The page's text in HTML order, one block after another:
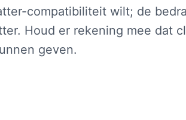
compatibiliteit wilt; de
Houd er rekening mee dat
geven.